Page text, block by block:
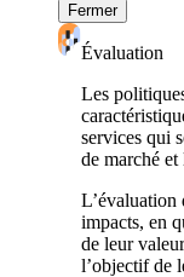
Fermer
Évaluation
Les
services qui
de marché
L’évaluation
impacts, en
de leur
l’objectif de